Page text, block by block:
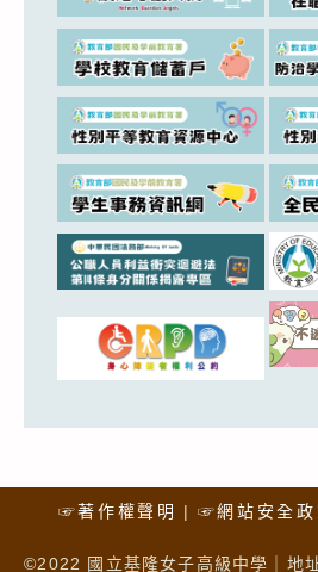
☞著作權聲明 ☞網站安全政
©2022 國立基隆女子高級中學｜地